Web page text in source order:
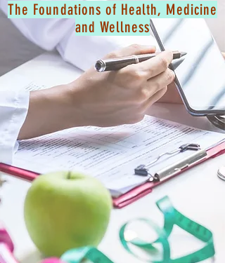
The Foundations of Health, Medicine
and Wellness